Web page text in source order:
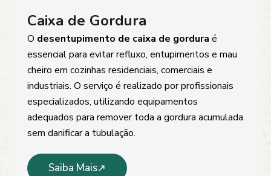
Caixa de Gordura
O desentupimento de caixa de gordura é
essencial para evitar refluxo, entupimentos e mau
cheiro em cozinhas residenciais, comerciais e
industriais. O serviço é realizado por profissionais
especializados, utilizando equipamentos
adequados para remover toda a gordura acumulada
sem danificar a tubulação.
Saiba Mais